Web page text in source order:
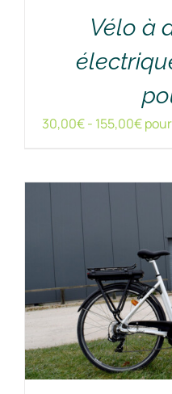
Vélo à
30,00€- 155,00€